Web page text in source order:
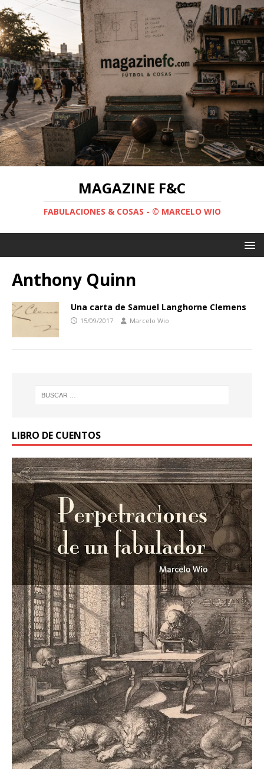
MAGAZINE F&C
FABULACIONES & COSAS - © MARCELO WIO
Anthony Quinn
Una carta de Samuel Langhorne Clemens
15/09/2017 Marcelo Wio
LIBRO DE CUENTOS